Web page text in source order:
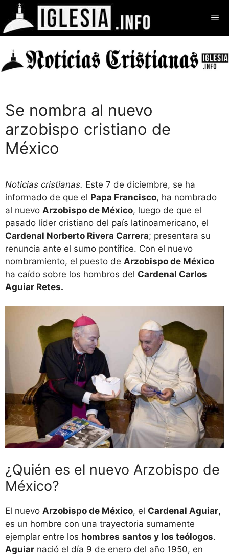
Saltar
contenido
Se nombra al nuevo
arzobispo cristiano de
México
Noticias cristianas. Este 7 de diciembre, se ha
informado de que el Papa Francisco, ha nombrado
al nuevo Arzobispo de México, luego de que el
pasado líder cristiano del país latinoamericano, el
Cardenal Norberto Rivera Carrera; presentara su
renuncia ante el sumo pontífice. Con el nuevo
nombramiento, el puesto de Arzobispo de México
ha caído sobre los hombros del Cardenal Carlos
Aguiar Retes.
¿Quién es el nuevo Arzobispo de
México?
El nuevo Arzobispo de México, el Cardenal Aguiar,
es un hombre con una trayectoria sumamente
ejemplar entre los hombres santos y los teólogos.
Aguiar nació el día 9 de enero del año 1950, en